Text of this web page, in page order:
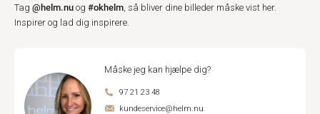
Tag @helm.nu og #okhelm, så bliver dine billeder måske vist her.
Inspirer og lad dig inspirere.
Måske jeg kan hjælpe dig?
97 21 23 48
kundeservice@helm.nu